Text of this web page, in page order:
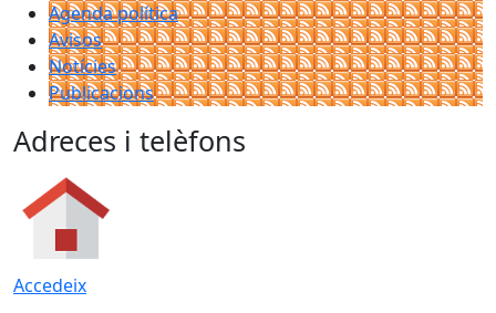
Agenda política
Avisos
Notícies
Publicacions
Adreces i telèfons
Accedeix